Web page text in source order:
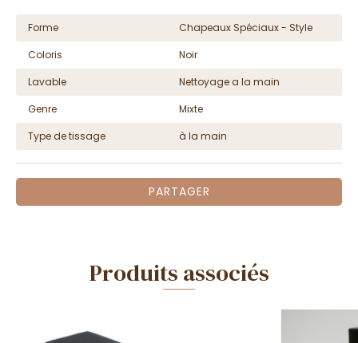
Forme
Chapeaux Spéciaux - Style
Coloris
Noir
Lavable
Nettoyage a la main
Genre
Mixte
Type de tissage
à la main
PARTAGER
Produits associés